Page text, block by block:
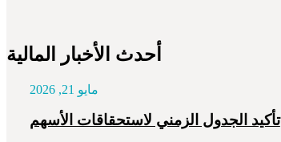
أحدث الأخبار المالية
مايو 21, 2026
تأكيد الجدول الزمني لاستحقاقات الأسهم